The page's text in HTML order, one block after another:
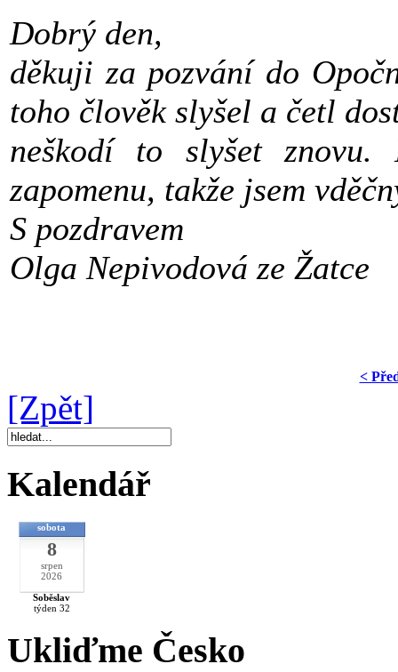
Dobrý den,
děkuji za pozvání do
toho člověk slyšel a četl
neškodí to slyšet
zapomenu, takže jsem
S pozdravem
Olga Nepivodová ze Žatce
<
[Zpět]
Kalendář
sobota
8
srpen
2026
Soběslav
týden 32
Ukliďme Česko